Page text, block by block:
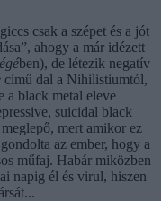
csak a szépet és a jót
ahogy a már idézett
ben), de létezik negatív
című dal a Nihilistiumtól,
a black metal eleve
suicidal black
mert amikor ez
az ember, hogy a
műfaj. Habár miközben
napig él és virul, hiszen